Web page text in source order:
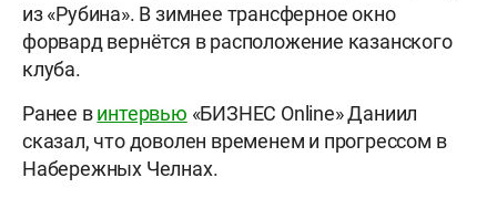
из «Рубина». В зимнее трансферное окно
форвард вернётся в расположение казанского
клуба.
Ранее винтервью «БИЗНЕС Online» Даниил
сказал, что доволен временем и прогрессом в
Набережных Челнах.